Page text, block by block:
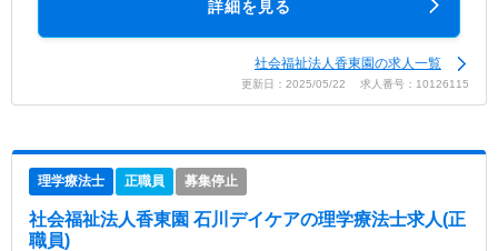
詳細を見る
社会福祉法人香東園の求人一覧
更新日：2025/05/22 求人番号：10126115
理学療法士 正職員 募集停止
社会福祉法人香東園 石川デイケアの理学療法士求人(正
職員)